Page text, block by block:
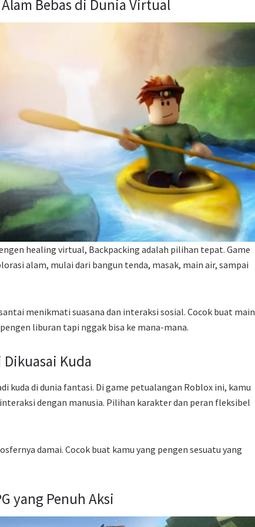
Bebas di Dunia Virtual
healing virtual, Backpacking adalah pilihan tepat. Game
alam, mulai dari bangun tenda, masak, main air, sampai
menikmati suasana dan interaksi sosial. Cocok buat main
liburan tapi nggak bisa ke mana-mana.
Dikuasai Kuda
kuda di dunia fantasi. Di game petualangan Roblox ini, kamu
dengan manusia. Pilihan karakter dan peran fleksibel
damai. Cocok buat kamu yang pengen sesuatu yang
yang Penuh Aksi